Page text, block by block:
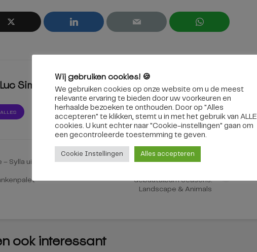
Simons
– Sylla uit de
Michelle Sweegers neemt je
debuutalbum Seasons:
Landscape & Animals
ook interessant
Wij gebruiken cookies! 🍪
We gebruiken cookies op onze website om u de meest
relevante ervaring te bieden door uw voorkeuren en
herhaalde bezoeken te onthouden. Door op "Alles
accepteren" te klikken, stemt u in met het gebruik van ALLE
cookies. U kunt echter naar "Cookie-instellingen" gaan om
een ​​gecontroleerde toestemming te geven.
Cookie Instellingen Alles accepteren